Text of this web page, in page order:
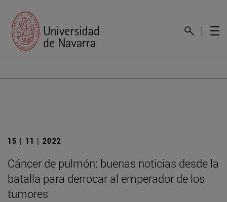
15 | 11 | 2022
Cáncer de pulmón: buenas noticias desde la
batalla para derrocar al emperador de los
tumores